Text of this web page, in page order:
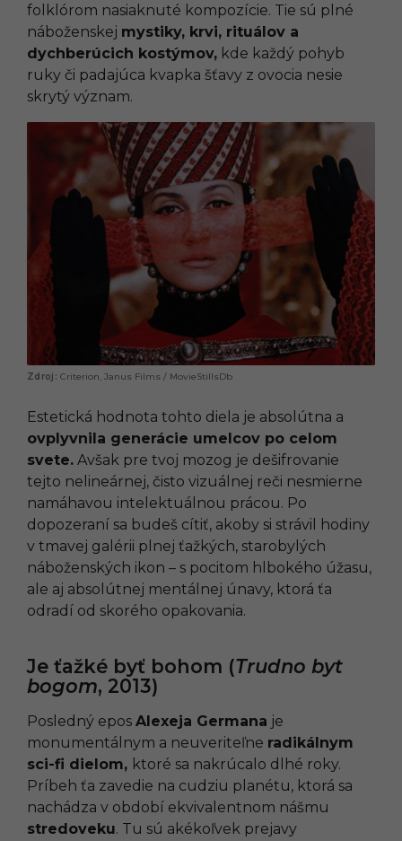
folklórom nasiaknuté kompozície. Tie sú plné
náboženskej mystiky, krvi, rituálov a
dychberúcich kostýmov, kde každý pohyb
ruky či padajúca kvapka šťavy z ovocia nesie
skrytý význam.
Criterion, Janus Films / MovieStillsDb
Estetická hodnota tohto diela je absolútna a
ovplyvnila generácie umelcov po celom
svete. Avšak pre tvoj mozog je dešifrovanie
tejto nelineárnej, čisto vizuálnej reči nesmierne
namáhavou intelektuálnou prácou. Po
dopozeraní sa budeš cítiť, akoby si strávil hodiny
v tmavej galérii plnej ťažkých, starobylých
náboženských ikon – s pocitom hlbokého úžasu,
ale aj absolútnej mentálnej únavy, ktorá ťa
odradí od skorého opakovania.
Je ťažké byť bohom (Trudno byt
bogom, 2013)
Posledný epos Alexeja Germana je
monumentálnym a neuveriteľne radikálnym
sci-fi dielom, ktoré sa nakrúcalo dlhé roky.
Príbeh ťa zavedie na cudziu planétu, ktorá sa
nachádza v období ekvivalentnom nášmu
stredoveku. Tu sú akékoľvek prejavy